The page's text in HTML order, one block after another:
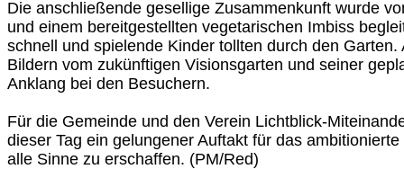
Die anschließende gesellige Zusammenkunft wurde
und einem bereitgestellten vegetarischen Imbiss
schnell und spielende Kinder tollten durch den Garten.
Bildern vom zukünftigen Visionsgarten und seiner
Anklang bei den Besuchern.
Für die Gemeinde und den Verein Lichtblick-
dieser Tag ein gelungener Auftakt für das
alle Sinne zu erschaffen. (PM/Red)